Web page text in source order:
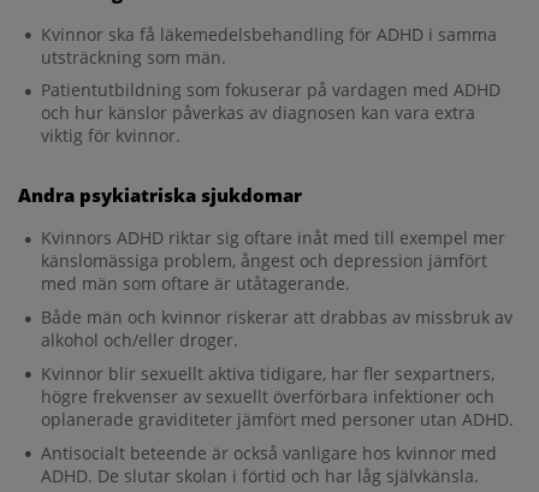
Kvinnor ska få läkemedelsbehandling för ADHD i samma
utsträckning som män.
Patientutbildning som fokuserar på vardagen med ADHD
och hur känslor påverkas av diagnosen kan vara extra
viktig för kvinnor.
Andra psykiatriska sjukdomar
Kvinnors ADHD riktar sig oftare inåt med till exempel mer
känslomässiga problem, ångest och depression jämfört
med män som oftare är utåtagerande.
Både män och kvinnor riskerar att drabbas av missbruk av
alkohol och/eller droger.
Kvinnor blir sexuellt aktiva tidigare, har fler sexpartners,
högre frekvenser av sexuellt överförbara infektioner och
oplanerade graviditeter jämfört med personer utan ADHD.
Antisocialt beteende är också vanligare hos kvinnor med
ADHD. De slutar skolan i förtid och har låg självkänsla.